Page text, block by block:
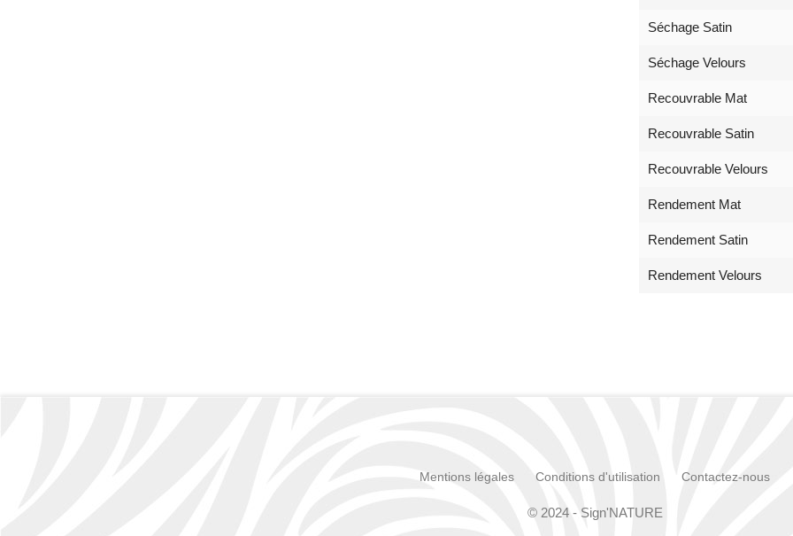
Séchage Satin
Séchage Velours
Recouvrable Mat
Recouvrable Satin
Recouvrable Velours
Rendement Mat
Rendement Satin
Rendement Velours
Mentions légales Conditions d'utilisation Contactez-nous
© 2024 - Sign'NATURE